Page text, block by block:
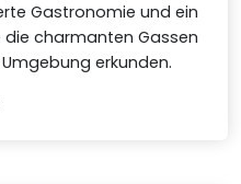
Gastronomie und ein
die charmanten Gassen
erkunden.